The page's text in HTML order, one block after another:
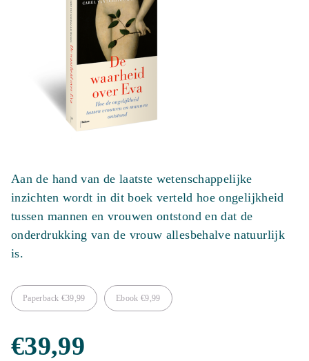
Aan de hand van de laatste wetenschappelijke
inzichten wordt in dit boek verteld hoe ongelijkheid
tussen mannen en vrouwen ontstond en dat de
onderdrukking van de vrouw allesbehalve natuurlijk
is.
Paperback €39,99 Ebook €9,99
€39,99